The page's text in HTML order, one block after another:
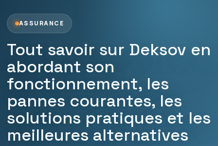
ASSURANCE
Tout savoir sur Deksov en
abordant son
fonctionnement, les
pannes courantes, les
solutions pratiques et les
meilleures alternatives